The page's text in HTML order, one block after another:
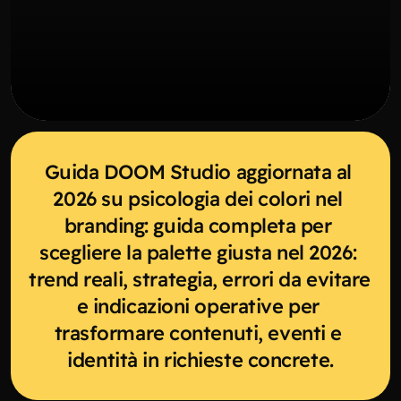
Guida DOOM Studio aggiornata al
2026 su psicologia dei colori nel
branding: guida completa per
scegliere la palette giusta nel 2026:
trend reali, strategia, errori da evitare
e indicazioni operative per
trasformare contenuti, eventi e
identità in richieste concrete.